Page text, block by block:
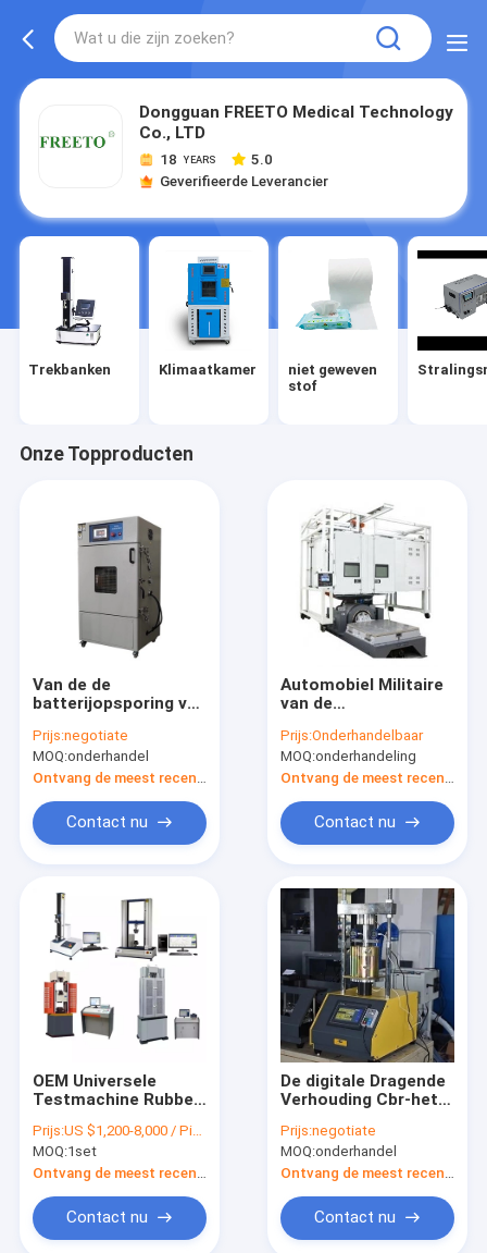
Dongguan FREETO Medical Technology
Co., LTD
18 YEARS
5.0
Geverifieerde Leverancier
Trekbanken Klimaatkamer
niet geweven
stof
Onze Topproducten
Van de de
batterijopsporing van
screenlithium kamer
de op hoge
temperatuur van de
Prijs:negotiate
MOQ:onderhandel
Contact nu
Automobiel Militaire
van de
en Vochtigheid
Trilling het Testen
Machine
Prijs:Onderhandelbaar
MOQ:onderhandeling
Contact nu
OEM Universele
Testmachine Rubber
Tester Polymeer
Testen Trekmachine
Prijs:US $1,200-8,000 / Piece
MOQ:1set
Contact nu
De digitale Dragende
Verhouding Cbr-het
1mm/Min van
Grondcalifornië
Prijs:negotiate
MOQ:onderhandel
Contact nu